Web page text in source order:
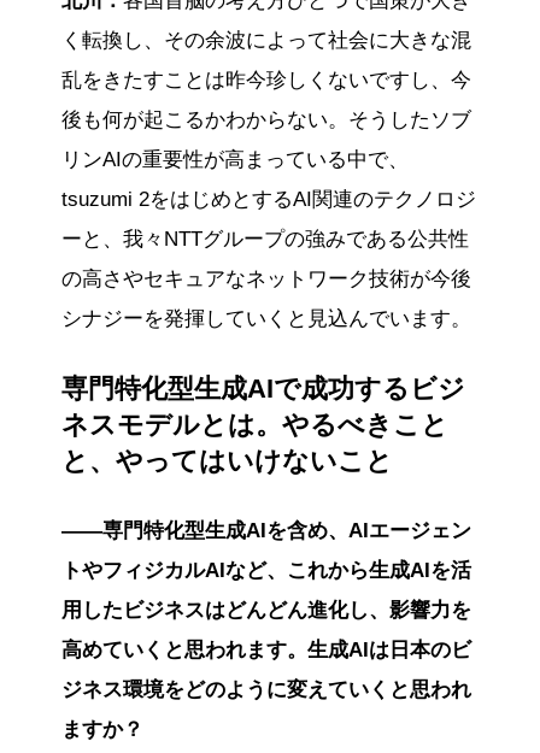
く転換し、その余波によって社会に大きな混
乱をきたすことは昨今珍しくないですし、今
後も何が起こるかわからない。そうしたソブ
リンAIの重要性が高まっている中で、
tsuzumi 2をはじめとするAI関連のテクノロジ
ーと、我々NTTグループの強みである公共性
の高さやセキュアなネットワーク技術が今後
シナジーを発揮していくと見込んでいます。
専門特化型生成AIで成功するビジ
ネスモデルとは。やるべきこと
と、やってはいけないこと
――専門特化型生成AIを含め、AIエージェン
トやフィジカルAIなど、これから生成AIを活
用したビジネスはどんどん進化し、影響力を
高めていくと思われます。生成AIは日本のビ
ジネス環境をどのように変えていくと思われ
ますか？